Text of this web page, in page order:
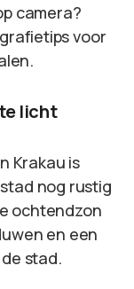
camera?
voor
licht
Krakau is
nog rustig
ochtendzon
en een
stad.